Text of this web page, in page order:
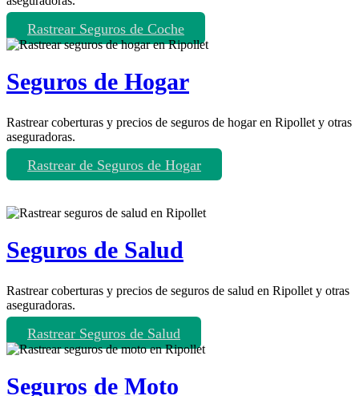
Rastrear Seguros de Coche
Seguros de Hogar
Rastrear coberturas y precios de seguros de hogar en Ripollet y otras
aseguradoras.
Rastrear de Seguros de Hogar
Seguros de Salud
Rastrear coberturas y precios de seguros de salud en Ripollet y otras
aseguradoras.
Rastrear Seguros de Salud
Seguros de Moto